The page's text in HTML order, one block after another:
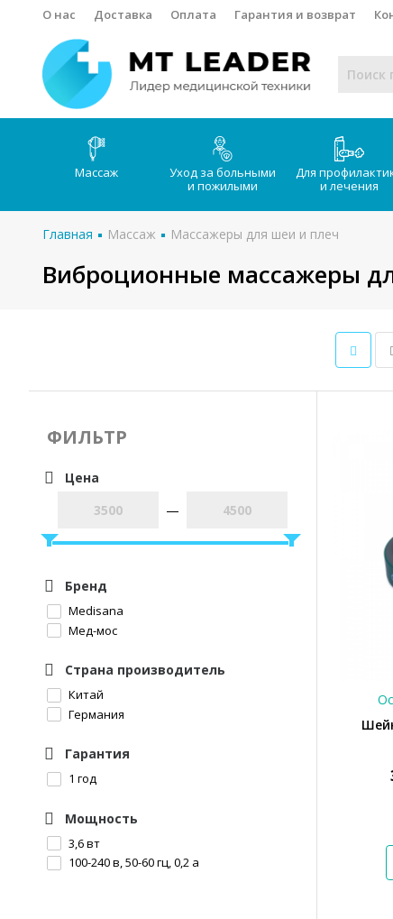
О нас Доставка Оплата Гарантия и возврат
Массаж
Уход за больными
и пожилыми
Для
и лечения
Главная Массаж Массажеры для шеи и плеч
Виброционные массажеры
ФИЛЬТР
Цена
—
Бренд
Medisana
Мед-мос
Страна производитель
Китай
Германия
Гарантия
1 год
Мощность
3,6 вт
100-240 в, 50-60 гц, 0,2 а